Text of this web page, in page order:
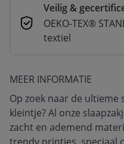
Veilig &
OEKO-TEX®
textiel
MEER INFORMATIE
Op zoek naar de
kleintje? Al onze
zacht en ademend